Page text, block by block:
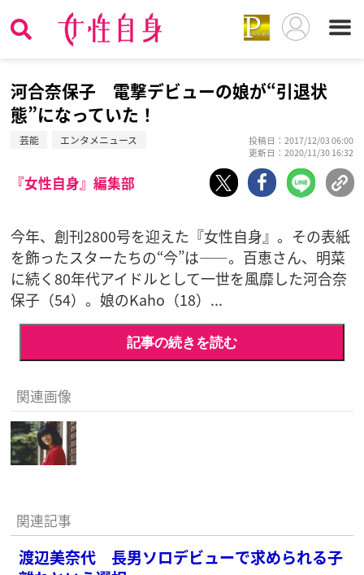
河合奈保子 電撃デビューの娘が“引退状
態”になっていた！
芸能 エンタメニュース
投稿日：2017/12/03 06:00
更新日：2020/11/30 16:32
『女性自身』編集部
今年、創刊2800号を迎えた『女性自身』。その表紙
を飾ったスターたちの“今”は――。百恵さん、明菜
に続く80年代アイドルとして一世を風靡した河合奈
保子（54）。娘のKaho（18）...
記事の続きを読む
関連画像
関連記事
渡辺美奈代 長男ソロデビューで求められる子